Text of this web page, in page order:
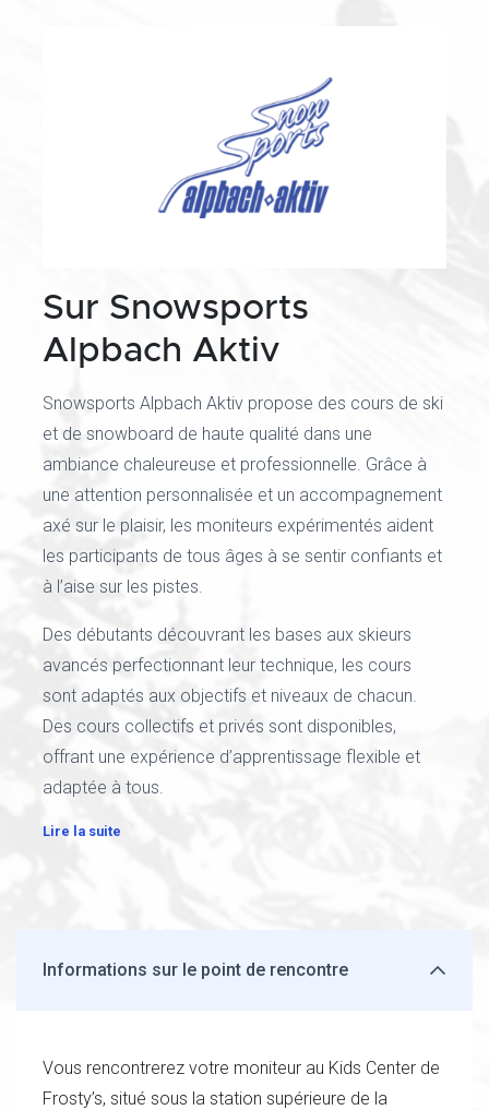
Sur Snowsports
Alpbach Aktiv
Snowsports Alpbach Aktiv propose des cours de ski
et de snowboard de haute qualité dans une
ambiance chaleureuse et professionnelle. Grâce à
une attention personnalisée et un accompagnement
axé sur le plaisir, les moniteurs expérimentés aident
les participants de tous âges à se sentir confiants et
à l’aise sur les pistes.
Des débutants découvrant les bases aux skieurs
avancés perfectionnant leur technique, les cours
sont adaptés aux objectifs et niveaux de chacun.
Des cours collectifs et privés sont disponibles,
offrant une expérience d’apprentissage flexible et
adaptée à tous.
Lire la suite
Informations sur le point de rencontre
Vous rencontrerez votre moniteur au Kids Center de
Frosty’s, situé sous la station supérieure de la